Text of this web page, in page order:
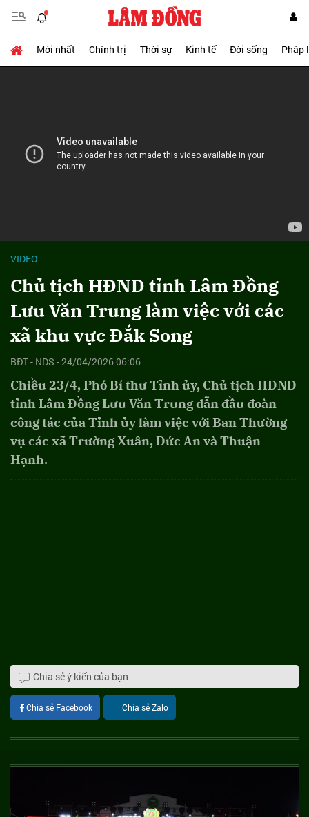
Mới nhất Chính trị Thời sự Kinh tế Đời sống Pháp
VIDEO
Chủ tịch HĐND tỉnh Lâm Đồng
Lưu Văn Trung làm việc với các
xã khu vực Đắk Song
BĐT - NDS - 24/04/2026 06:06
Chiều 23/4, Phó Bí thư Tỉnh ủy, Chủ tịch HĐND
tỉnh Lâm Đồng Lưu Văn Trung dẫn đầu đoàn
công tác của Tỉnh ủy làm việc với Ban Thường
vụ các xã Trường Xuân, Đức An và Thuận
Hạnh.
Chia sẻ ý kiến của bạn
Chia sẻ Facebook Chia sẻ Zalo